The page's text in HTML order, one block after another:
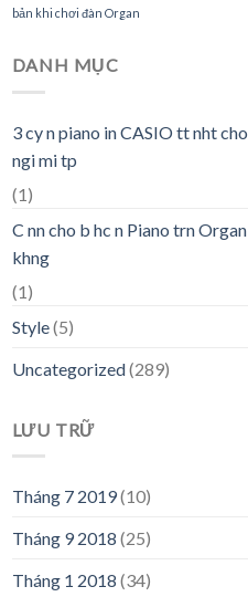
bản khi chơi đàn Organ
DANH MỤC
3 cy n piano in CASIO tt nht cho
ngi mi tp
(1)
C nn cho b hc n Piano trn Organ
khng
(1)
Style(5)
Uncategorized(289)
LƯU TRỮ
Tháng 7 2019(10)
Tháng 9 2018 (25)
Tháng 1 2018 (34)